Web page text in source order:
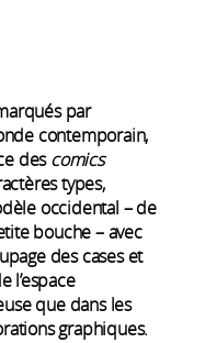
par
contemporain,
descomics
types,
occidental – de
bouche – avec
des cases et
l’espace
que dans les
graphiques.